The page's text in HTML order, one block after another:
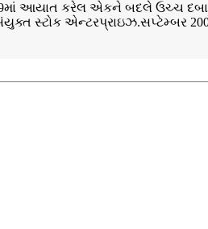
આયાત કરેલ એકને બદલે ઉચ્ચ
સ્ટોક એન્ટરપ્રાઇઝ.સપ્ટેમ્બર